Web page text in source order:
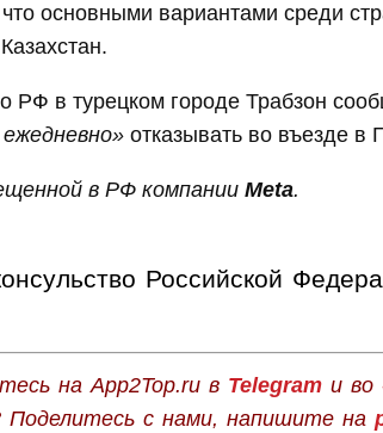
основными вариантами среди
РФ в турецком городе Трабзон
отказывать во въезде в
в РФ компании Meta.
Российской
на App2Top.ru в Telegramи во
Поделитесь с нами, напишите на